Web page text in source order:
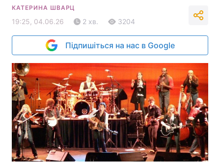
КАТЕРИНА ШВАРЦ
19:25, 04.06.26 2 хв. 3204
Підпишіться на нас в Google